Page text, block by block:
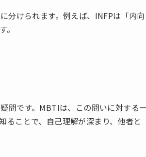
分けられます。例えば、INFPは「内向
問です。MBTIは、この問いに対する
ることで、自己理解が深まり、他者と